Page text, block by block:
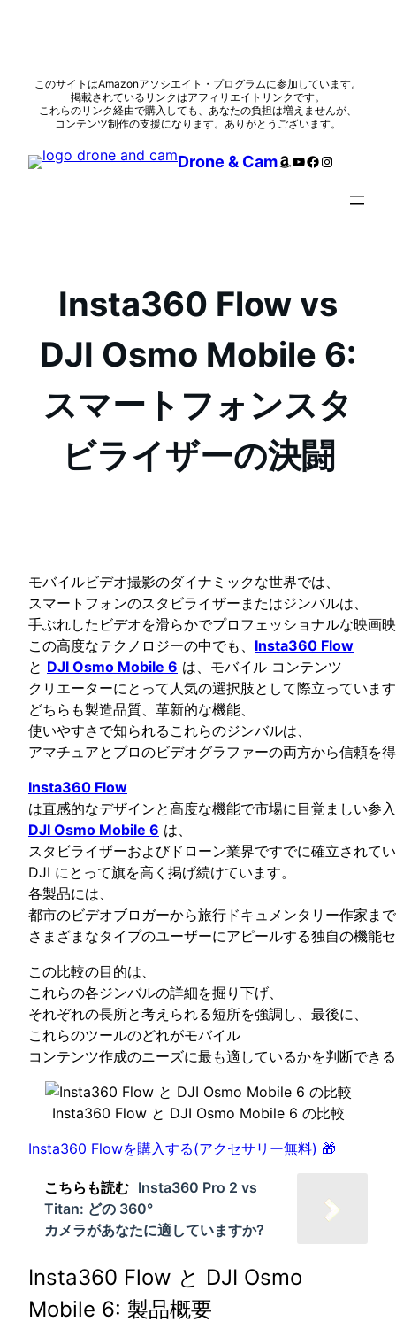
このサイトはAmazonアソシエイト・プログラムに参加しています。
掲載されているリンクはアフィリエイトリンクです。
これらのリンク経由で購入しても、あなたの負担は増えませんが、
コンテンツ制作の支援になります。ありがとうございます。
Drone & CamAmazon
YouTube
Facebook
Instagram
Insta360 Flow vs
DJI Osmo Mobile 6:
スマートフォンスタ
ビライザーの決闘
モバイルビデオ撮影のダイナミックな世界では、
スマートフォンのスタビライザーまたはジンバルは、
手ぶれしたビデオを滑らかでプロフェッショナルな映画
この高度なテクノロジーの中でも、 Insta360 Flow
と DJI Osmo Mobile 6 は、モバイル コンテンツ
クリエーターにとって人気の選択肢として際立っていま
どちらも製造品質、革新的な機能、
使いやすさで知られるこれらのジンバルは、
アマチュアとプロのビデオグラファーの両方から信頼を
Insta360 Flow
は直感的なデザインと高度な機能で市場に目覚ましい参
DJI Osmo Mobile 6 は、
スタビライザーおよびドローン業界ですでに確立されて
DJI にとって旗を高く掲げ続けています。
各製品には、
都市のビデオブロガーから旅行ドキュメンタリー作家ま
さまざまなタイプのユーザーにアピールする独自の機能
この比較の目的は、
これらの各ジンバルの詳細を掘り下げ、
それぞれの長所と考えられる短所を強調し、最後に、
これらのツールのどれがモバイル
コンテンツ作成のニーズに最も適しているかを判断でき
Insta360 Flow と DJI Osmo Mobile 6 の比較
Insta360 Flowを購入する(アクセサリー無料) 🎁
こちらも読む Insta360 Pro 2 vs
Titan: どの 360°
カメラがあなたに適していますか?
Insta360 Flow と DJI Osmo
Mobile 6: 製品概要